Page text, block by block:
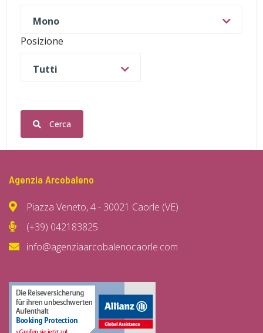
Mono
Posizione
Tutti
Cerca
Agenzia Arcobaleno
Piazza Veneto, 4 - 30021 Caorle (VE)
(+39) 042183825
info@agenziaarcobalenocaorle.com